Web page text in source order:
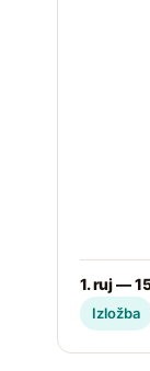
1. ruj —
Izložba